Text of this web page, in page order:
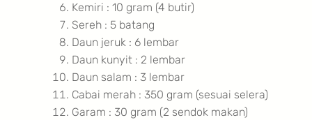
Kemiri : 10 gram (4 butir)
Sereh : 5 batang
Daun jeruk : 6 lembar
Daun kunyit : 2 lembar
Daun salam : 3 lembar
Cabai merah : 350 gram (sesuai selera)
Garam : 30 gram (2 sendok makan)